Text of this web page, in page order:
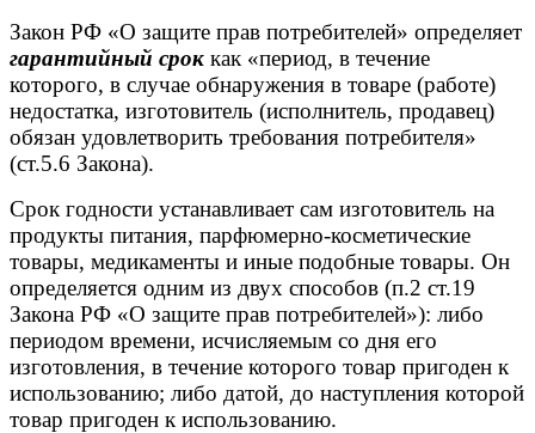
Закон РФ «О защите прав потребителей» определяет
гарантийный срок как «период, в течение
которого, в случае обнаружения в товаре (работе)
недостатка, изготовитель (исполнитель, продавец)
обязан удовлетворить требования потребителя»
(ст.5.6 Закона).
Срок годности устанавливает сам изготовитель на
продукты питания, парфюмерно-косметические
товары, медикаменты и иные подобные товары. Он
определяется одним из двух способов (п.2 ст.19
Закона РФ «О защите прав потребителей»): либо
периодом времени, исчисляемым со дня его
изготовления, в течение которого товар пригоден к
использованию; либо датой, до наступления которой
товар пригоден к использованию.